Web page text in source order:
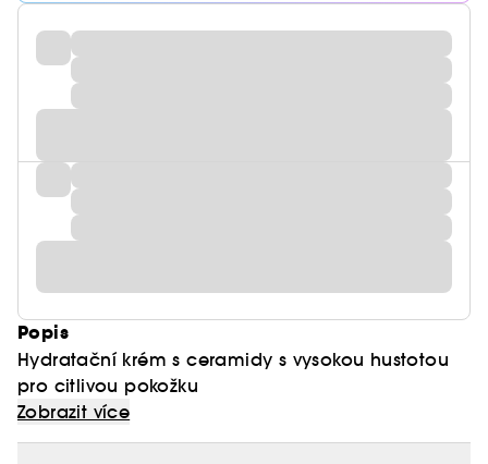
Popis
Hydratační krém s ceramidy s vysokou hustotou
pro citlivou pokožku
Krém Atobarrier365 je intenzivně hydratující krém,
Zobrazit více